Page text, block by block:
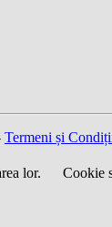
Termeni și
lor. Cookie